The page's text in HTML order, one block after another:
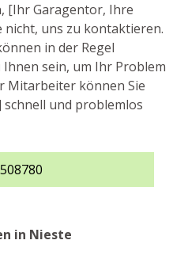
[Ihr Garagentor, Ihre
nicht, uns zu kontaktieren.
in der Regel
sein, um Ihr Problem
Mitarbeiter können Sie
und problemlos
in Nieste